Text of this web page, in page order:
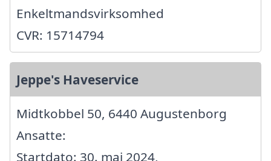
Enkeltmandsvirksomhed
CVR: 15714794
Jeppe's Haveservice
Midtkobbel 50, 6440 Augustenborg
Ansatte:
Startdato: 30. maj 2024,